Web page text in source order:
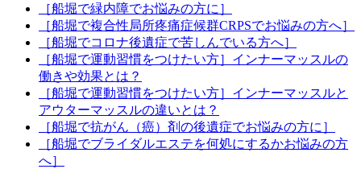
［船堀で緑内障でお悩みの方に］
［船堀で複合性局所疼痛症候群CRPSでお悩みの方へ］
［船堀でコロナ後遺症で苦しんでいる方へ］
［船堀で運動習慣をつけたい方］インナーマッスルの
働きや効果とは？
［船堀で運動習慣をつけたい方］インナーマッスルと
アウターマッスルの違いとは？
［船堀で抗がん（癌）剤の後遺症でお悩みの方に］
［船堀でブライダルエステを何処にするかお悩みの方
へ］